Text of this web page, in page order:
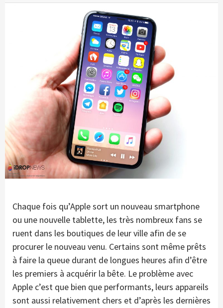
Chaque fois qu’Apple sort un nouveau smartphone
ou une nouvelle tablette, les très nombreux fans se
ruent dans les boutiques de leur ville afin de se
procurer le nouveau venu. Certains sont même prêts
à faire la queue durant de longues heures afin d’être
les premiers à acquérir la bête. Le problème avec
Apple c’est que bien que performants, leurs appareils
sont aussi relativement chers et d’après les dernières